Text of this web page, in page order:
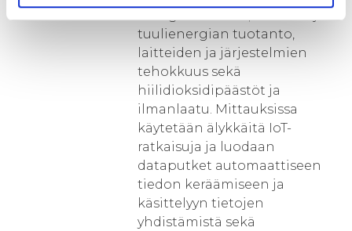
tuulienergian tuotanto,
laitteiden ja järjestelmien
tehokkuus sekä
hiilidioksidipäästöt ja
ilmanlaatu. Mittauksissa
käytetään älykkäitä IoT-
ratkaisuja ja luodaan
dataputket automaattiseen
tiedon keräämiseen ja
käsittelyyn tietojen
yhdistämistä sekä